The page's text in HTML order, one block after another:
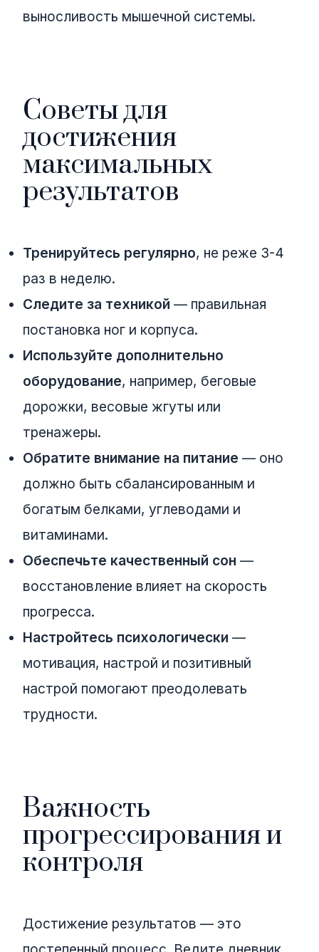
выносливость мышечной системы.
Советы для
достижения
максимальных
результатов
Тренируйтесь регулярно, не реже 3-4
раз в неделю.
Следите за техникой — правильная
постановка ног и корпуса.
Используйте дополнительно
оборудование, например, беговые
дорожки, весовые жгуты или
тренажеры.
Обратите внимание на питание — оно
должно быть сбалансированным и
богатым белками, углеводами и
витаминами.
Обеспечьте качественный сон —
восстановление влияет на скорость
прогресса.
Настройтесь психологически —
мотивация, настрой и позитивный
настрой помогают преодолевать
трудности.
Важность
прогрессирования и
контроля
Достижение результатов — это